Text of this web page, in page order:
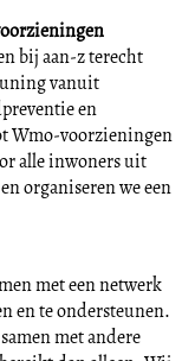
bij aan-z terecht
vanuit
en
Wmo-voorzieningen
alle inwoners uit
organiseren we een
met een netwerk
en te ondersteunen.
met andere